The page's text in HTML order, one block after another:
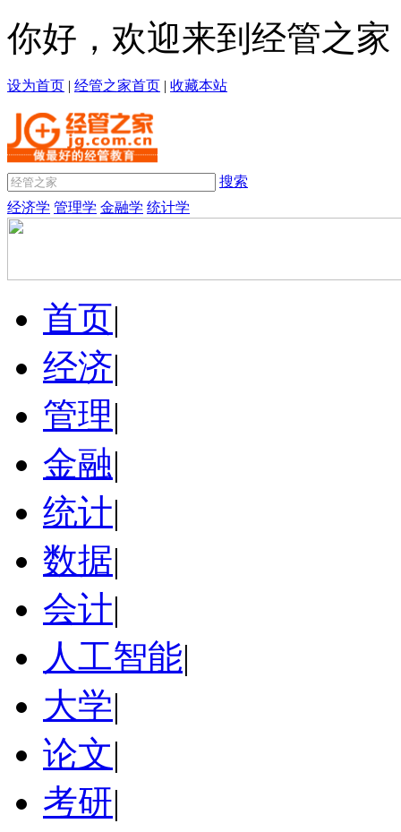
你好，欢迎来到经管之家
设为首页 | 经管之家首页 | 收藏本站
搜索
经济学 管理学 金融学 统计学
首页|
经济|
管理|
金融|
统计|
数据|
会计|
人工智能|
大学|
论文|
考研|